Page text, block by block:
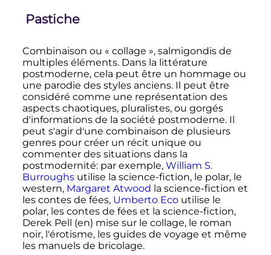
Pastiche
Combinaison ou « collage », salmigondis de
multiples éléments. Dans la littérature
postmoderne, cela peut être un hommage ou
une parodie des styles anciens. Il peut être
considéré comme une représentation des
aspects chaotiques, pluralistes, ou gorgés
d'informations de la société postmoderne. Il
peut s'agir d'une combinaison de plusieurs
genres pour créer un récit unique ou
commenter des situations dans la
postmodernité: par exemple, William S.
Burroughsutilise la science-fiction, le polar, le
western, Margaret Atwood la science-fiction et
les contes de fées, Umberto Ecoutilise le
polar, les contes de fées et la science-fiction,
Derek Pell (en) mise sur le collage, le roman
noir, l'érotisme, les guides de voyage et même
les manuels de bricolage.